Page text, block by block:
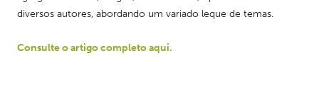
diversos autores, abordando um variado leque de temas.
Consulte o artigo completo aqui.